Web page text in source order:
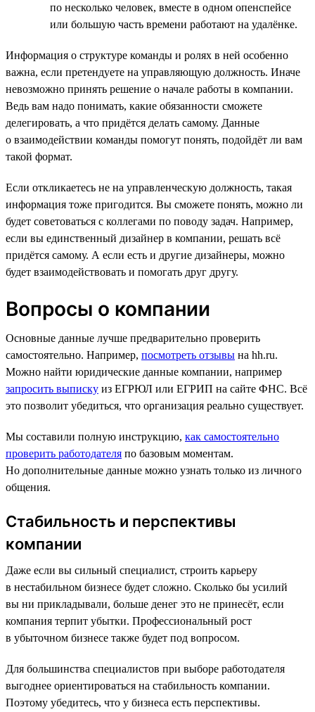
по несколько человек, вместе в одном опенспейсе
или большую часть времени работают на удалёнке.
Информация о структуре команды и ролях в ней особенно
важна, если претендуете на управляющую должность. Иначе
невозможно принять решение о начале работы в компании.
Ведь вам надо понимать, какие обязанности сможете
делегировать, а что придётся делать самому. Данные
о взаимодействии команды помогут понять, подойдёт ли вам
такой формат.
Если откликаетесь не на управленческую должность, такая
информация тоже пригодится. Вы сможете понять, можно ли
будет советоваться с коллегами по поводу задач. Например,
если вы единственный дизайнер в компании, решать всё
придётся самому. А если есть и другие дизайнеры, можно
будет взаимодействовать и помогать друг другу.
Вопросы о компании
Основные данные лучше предварительно проверить
самостоятельно. Например, посмотреть отзывы на hh.ru.
Можно найти юридические данные компании, например
запросить выписку из ЕГРЮЛ или ЕГРИП на сайте ФНС. Всё
это позволит убедиться, что организация реально существует.
Мы составили полную инструкцию, как самостоятельно
проверить работодателя по базовым моментам.
Но дополнительные данные можно узнать только из личного
общения.
Стабильность и перспективы
компании
Даже если вы сильный специалист, строить карьеру
в нестабильном бизнесе будет сложно. Сколько бы усилий
вы ни прикладывали, больше денег это не принесёт, если
компания терпит убытки. Профессиональный рост
в убыточном бизнесе также будет под вопросом.
Для большинства специалистов при выборе работодателя
выгоднее ориентироваться на стабильность компании.
Поэтому убедитесь, что у бизнеса есть перспективы.